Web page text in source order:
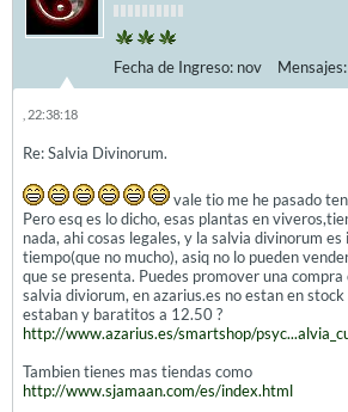
Fecha de Ingreso: nov Mensajes:
, 22:38:18
Re: Salvia Divinorum.
vale tio me he pasado
Pero esq es lo dicho, esas plantas en
nada, ahi cosas legales, y la salvia divinorum
tiempo(que no mucho), asiq no lo pueden
que se presenta. Puedes promover una
salvia diviorum, en azarius.es no estan en
estaban y baratitos a 12.50 ?
http://www.azarius.es/smartshop/
Tambien tienes mas tiendas como
http://www.sjamaan.com/es/index.html